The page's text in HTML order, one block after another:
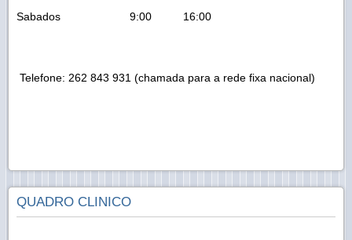
Sabados 9:00 16:00
Telefone: 262 843 931 (chamada para a rede fixa nacional)
QUADRO CLINICO